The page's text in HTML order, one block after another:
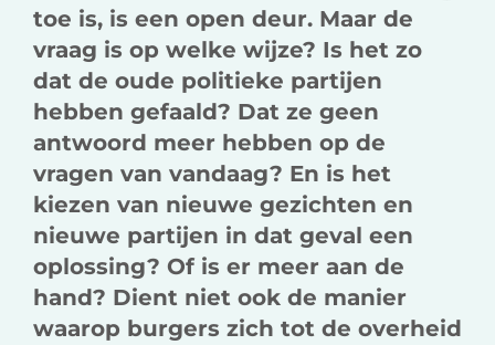
toe is, is een open deur. Maar de
vraag is op welke wijze? Is het zo
dat de oude politieke partijen
hebben gefaald? Dat ze geen
antwoord meer hebben op de
vragen van vandaag? En is het
kiezen van nieuwe gezichten en
nieuwe partijen in dat geval een
oplossing? Of is er meer aan de
hand? Dient niet ook de manier
waarop burgers zich tot de overheid